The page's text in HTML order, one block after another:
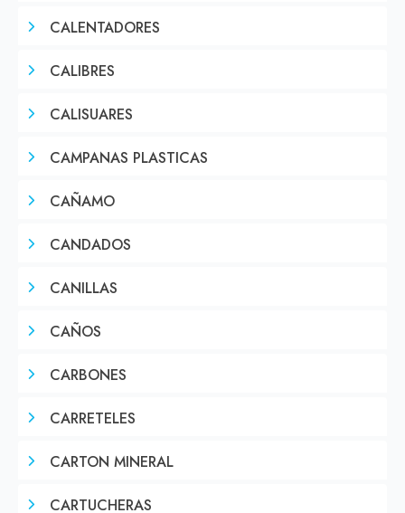
CALENTADORES
CALIBRES
CALISUARES
CAMPANAS PLASTICAS
CAÑAMO
CANDADOS
CANILLAS
CAÑOS
CARBONES
CARRETELES
CARTON MINERAL
CARTUCHERAS